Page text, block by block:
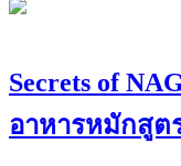
Secrets of
อาหารหมักสูต